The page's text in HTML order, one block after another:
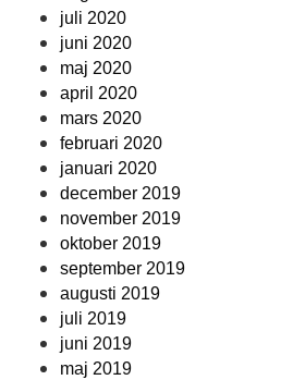
juli 2020
juni 2020
maj 2020
april 2020
mars 2020
februari 2020
januari 2020
december 2019
november 2019
oktober 2019
september 2019
augusti 2019
juli 2019
juni 2019
maj 2019